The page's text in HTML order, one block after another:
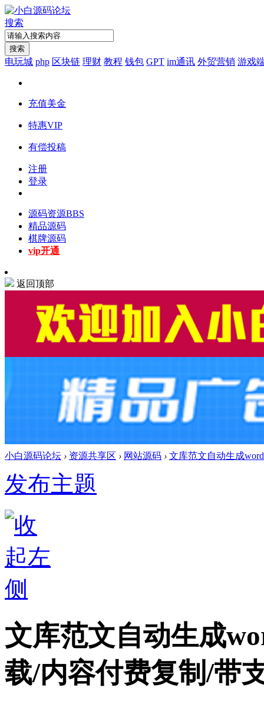
搜索
搜索
电玩城 php 区块链 理财 教程 钱包 GPT im通讯 外贸营销 游戏
充值美金
特惠VIP
有偿投稿
注册
登录
源码资源BBS
精品源码
棋牌源码
vip开通
返回顶部
小白源码论坛 › 资源共享区 › 网站源码 › 文库范文自动生成
发布主题
文库范文自动生成
载/内容付费复制/带